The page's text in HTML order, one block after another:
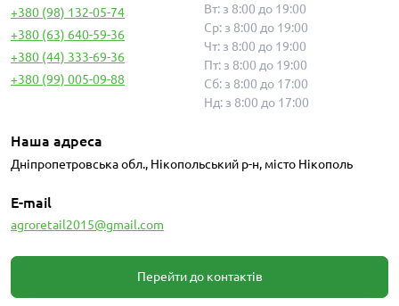
+380 (98) 132-05-74
+380 (63) 640-59-36
+380 (44) 333-69-36
+380 (99) 005-09-88
Вт: з 8:00 до 19:00
Ср: з 8:00 до 19:00
Чт: з 8:00 до 19:00
Пт: з 8:00 до 19:00
Сб: з 8:00 до 17:00
Нд: з 8:00 до 17:00
Наша адреса
Дніпропетровська обл., Нікопольський р-н, місто Нікополь
E-mail
agroretail2015@gmail.com
Перейти до контактів